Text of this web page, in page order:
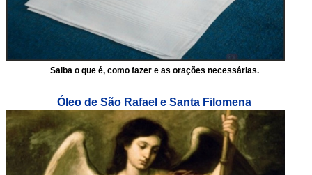
Saiba o que é, como fazer e as orações necessárias.
Óleo de São Rafael e Santa Filomena